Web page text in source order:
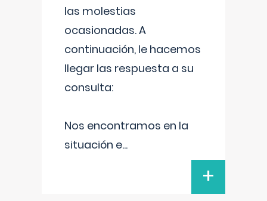
las molestias
ocasionadas. A
continuación, le hacemos
llegar las respuesta a su
consulta:
Nos encontramos en la
situación e...
+